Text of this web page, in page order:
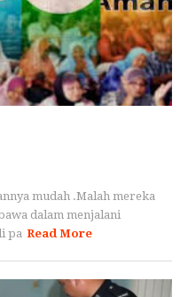
mudah .Malah mereka
dalam menjalani
pa Read More